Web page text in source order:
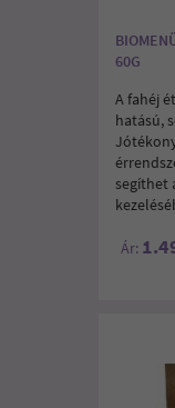
60G
A fahéj
hatású,
segíthet
Ár: